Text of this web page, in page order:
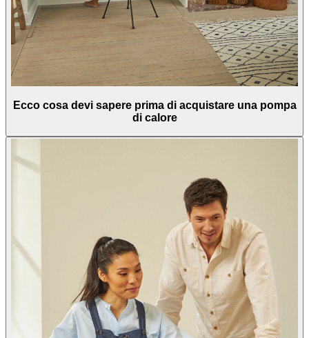
Ecco cosa devi sapere prima di acquistare una pompa
di calore